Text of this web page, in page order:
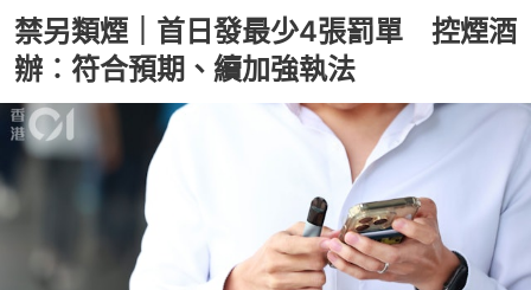
禁另類煙｜首日發最少4張罰單 控煙酒
辦︰符合預期、續加強執法